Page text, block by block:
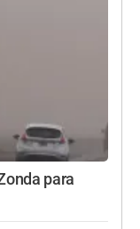
para